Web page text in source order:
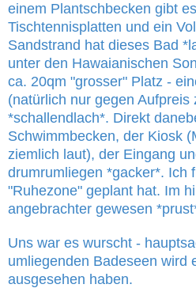
einem Plantschbecken gibt
Tischtennisplatten und ein
Sandstrand hat dieses Bad
unter den Hawaianischen
ca. 20qm "grosser" Platz -
(natürlich nur gegen Aufpreis
*schallendlach*. Direkt
Schwimmbecken, der Kiosk
ziemlich laut), der Eingang
drumrumliegen *gacker*. Ich
"Ruhezone" geplant hat. Im
angebrachter gewesen
Uns war es wurscht -
umliegenden Badeseen wird
ausgesehen haben.